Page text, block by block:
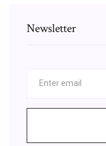
Newsletter